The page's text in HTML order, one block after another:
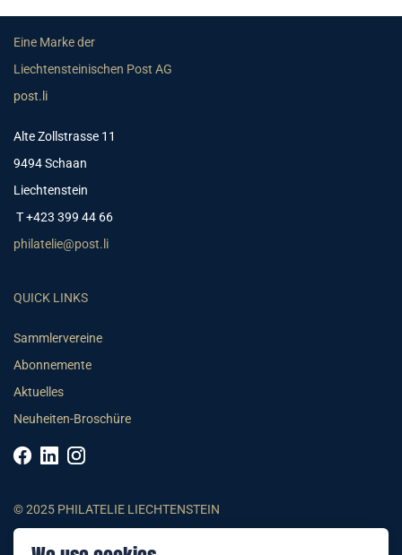
Eine Marke der
Liechtensteinischen Post AG
post.li
Alte Zollstrasse 11
9494 Schaan
Liechtenstein
T +423 399 44 66
philatelie@post.li
QUICK LINKS
Sammlervereine
Abonnemente
Aktuelles
Neuheiten-Broschüre
© 2025 PHILATELIE LIECHTENSTEIN
AGB